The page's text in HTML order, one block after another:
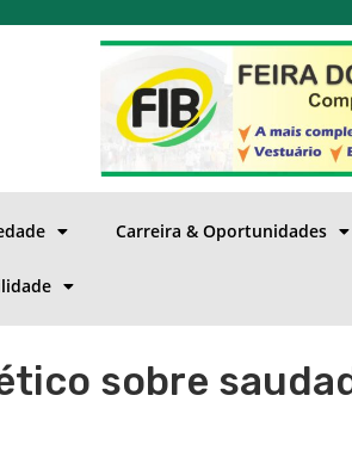
Carreira & Oportunidades
sobre